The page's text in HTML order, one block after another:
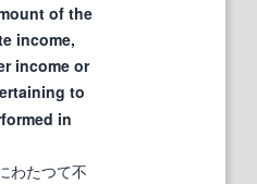
of the
income,
income or
to
in
わたつて不